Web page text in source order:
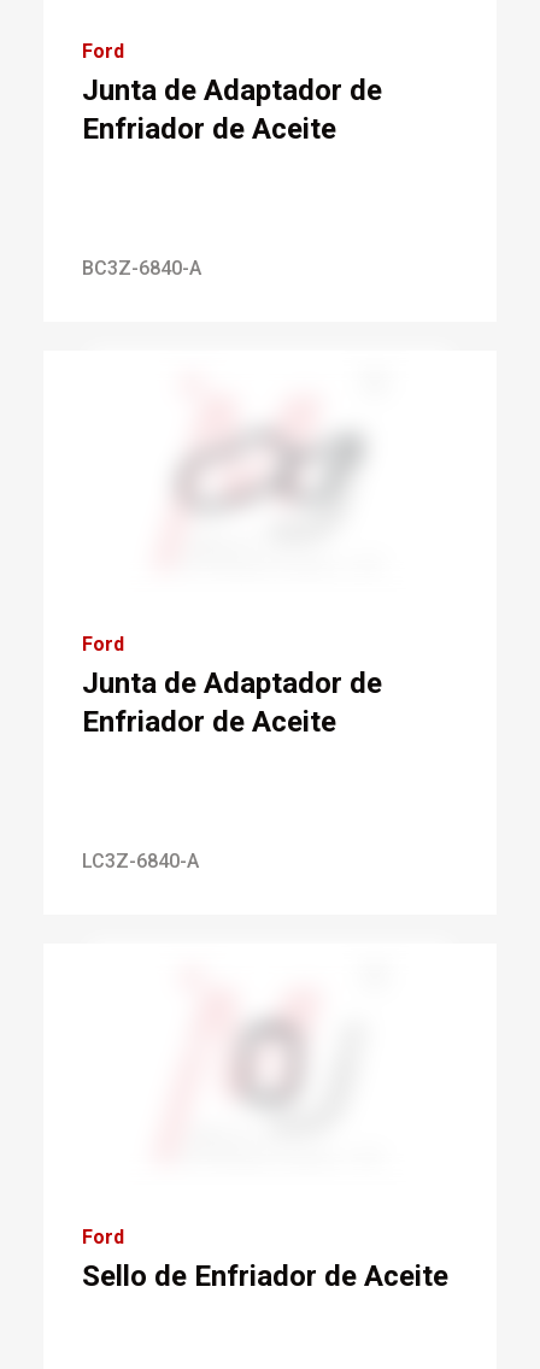
Ford
Junta de Adaptador de
Enfriador de Aceite
BC3Z-6840-A
Ford
Junta de Adaptador de
Enfriador de Aceite
LC3Z-6840-A
Ford
Sello de Enfriador de Aceite